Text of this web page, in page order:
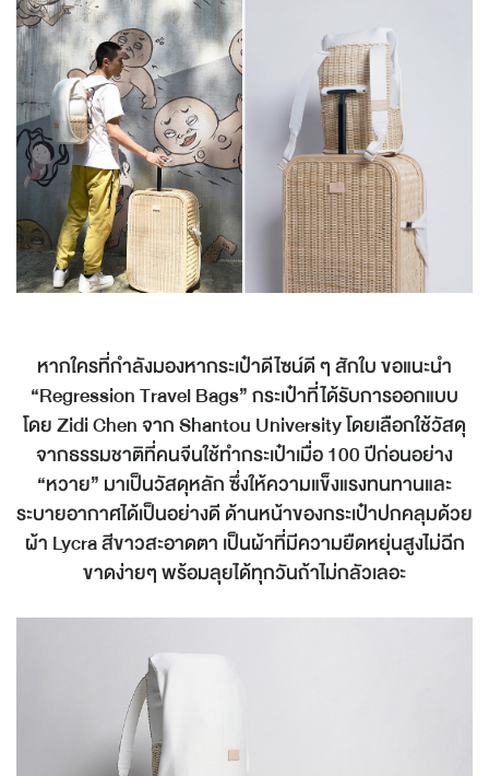
หากใครที่กำลังมองหากระเป๋าดีไซน์ดี ๆ สักใบ ขอแนะนำ
“Regression Travel Bags” กระเป๋าที่ได้รับการออกแบบ
โดย Zidi Chen จาก Shantou University โดยเลือกใช้วัสดุ
จากธรรมชาติที่คนจีนใช้ทำกระเป๋าเมื่อ 100 ปีก่อนอย่าง
“หวาย” มาเป็นวัสดุหลัก ซึ่งให้ความแข็งแรงทนทานและ
ระบายอากาศได้เป็นอย่างดี ด้านหน้าของกระเป๋าปกคลุมด้วย
ผ้า Lycra สีขาวสะอาดตา เป็นผ้าที่มีความยืดหยุ่นสูงไม่ฉีก
ขาดง่ายๆ พร้อมลุยได้ทุกวันถ้าไม่กลัวเลอะ